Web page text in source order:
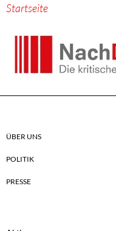
Startseite
ÜBER UNS
POLITIK
PRESSE